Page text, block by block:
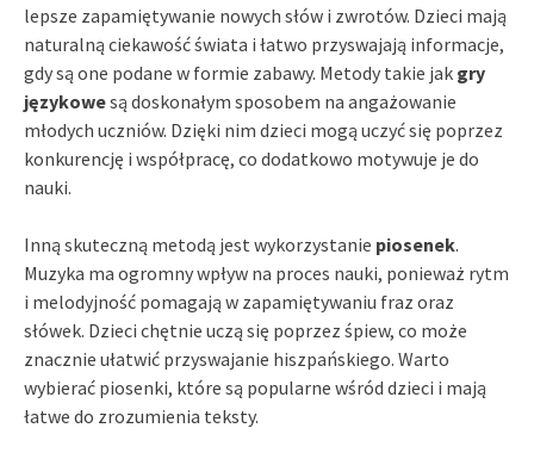
lepsze zapamiętywanie nowych słów i zwrotów. Dzieci mają
naturalną ciekawość świata i łatwo przyswajają informacje,
gdy są one podane w formie zabawy. Metody takie jak gry
językowesą doskonałym sposobem na angażowanie
młodych uczniów. Dzięki nim dzieci mogą uczyć się poprzez
konkurencję i współpracę, co dodatkowo motywuje je do
nauki.
Inną skuteczną metodą jest wykorzystanie piosenek.
Muzyka ma ogromny wpływ na proces nauki, ponieważ rytm
i melodyjność pomagają w zapamiętywaniu fraz oraz
słówek. Dzieci chętnie uczą się poprzez śpiew, co może
znacznie ułatwić przyswajanie hiszpańskiego. Warto
wybierać piosenki, które są popularne wśród dzieci i mają
łatwe do zrozumienia teksty.